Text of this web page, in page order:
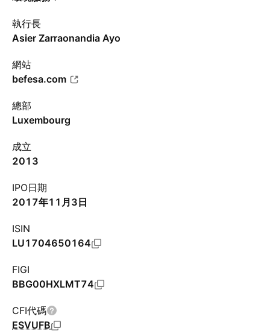
執行長
Asier Zarraonandia Ayo
網站
befesa.com
總部
Luxembourg
成立
2013
IPO日期
2017年11月3日
ISIN
LU1704650164
FIGI
BBG00HXLMT74
CFI代碼
ESVUFB